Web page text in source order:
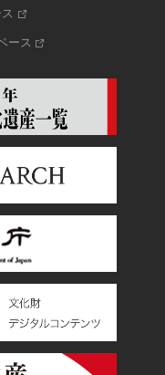
ース